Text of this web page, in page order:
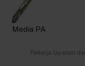
Media PA
Pekerja layanan